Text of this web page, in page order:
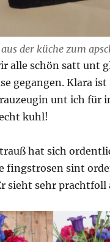
der küche zum
alle schön satt unt
gegangen. Klara
unt ich für
kuhl!
hat sich
fingstrosen sint
sieht sehr prachtfoll